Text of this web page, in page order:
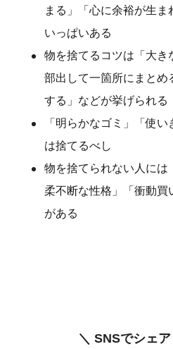
まる」「心に余裕が生
いっぱいある
物を捨てるコツは「大き
部出して一箇所にまとめ
する」などが挙げられる
「明らかなゴミ」「使い
は捨てるべし
物を捨てられない人には
柔不断な性格」「衝動買
がある
＼ SNSでシェ